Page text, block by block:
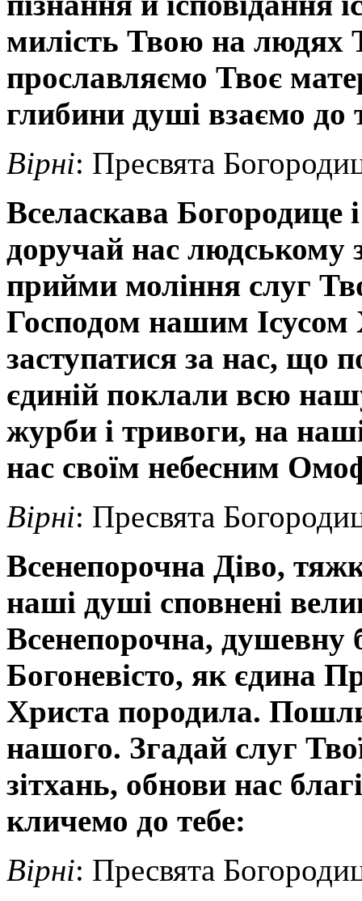
милість Твою на людях
прославляємо Твоє
глибини душі взаємо до
Вірні: Пресвята
Вселаскава Богородице
доручай нас людському
прийми моління слуг
Господом нашим Ісусом
заступатися за нас, що
єдиній поклали всю
журби і тривоги, на
нас своїм небесним
Вірні: Пресвята
Всенепорочна Діво,
наші душі сповнені
Всенепорочна,
Богоневісто, як єдина
Христа породила.
нашого. Згадай слуг
зітхань, обнови нас
кличемо до тебе:
Вірні: Пресвята